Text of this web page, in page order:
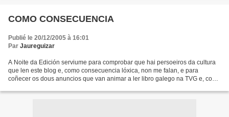
COMO CONSECUENCIA
Publié le 20/12/2005 à 16:01
Par Jaureguizar
A Noite da Edición serviume para comprobar que hai persoeiros da cultura
que len este blog e, como consecuencia lóxica, non me falan, e para
coñecer os dous anuncios que van animar a ler libro galego na TVG e, como